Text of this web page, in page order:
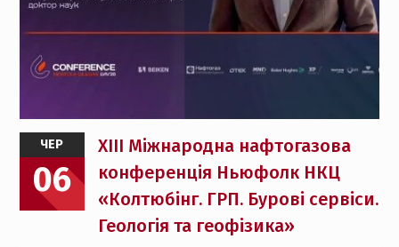
ЧЕР
06
ХІІI Міжнародна нафтогазова
конференція Ньюфолк НКЦ
«Колтюбінг. ГРП. Бурові сервіси.
Геологія та геофізика»